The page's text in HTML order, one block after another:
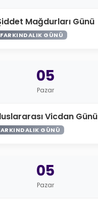
Mağdurları Günü
FARKINDALIK GÜNÜ
05
Pazar
Vicdan Günü
GÜNÜ
05
Pazar